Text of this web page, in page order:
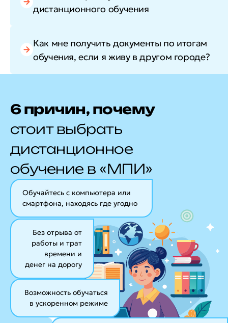
дистанционного обучения
Как мне получить документы по итогам
обучения, если я живу в другом городе?
6 причин, почему
стоит выбрать
дистанционное
обучение в «МПИ»
Обучайтесь с компьютера или
смартфона, находясь где угодно
Возможность обучаться
в ускоренном режиме
Без отрыва от
работы и трат
времени и
денег на дорогу